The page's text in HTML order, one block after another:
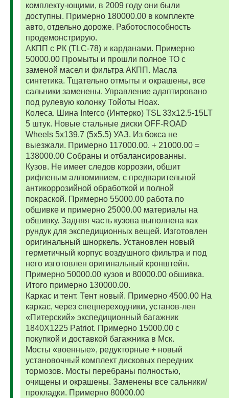
комплекту-ющими, в 2009 году они были
доступны. Примерно 180000.00 в комплекте
авто, отдельно дороже. Работоспособность
продемонстрирую.
АКПП с РК (TLC-78) и карданами. Примерно
50000.00 Промыты и прошли полное ТО с
заменой масел и фильтра АКПП. Масла
синтетика. Тщательно отмыты и окрашены, все
сальники заменены. Управление адаптировано
под рулевую колонку Тойоты Ноах.
Колеса. Шина Interco (Интерко) TSL 33x12.5-15LT
5 штук. Новые стальные диски OFF-ROAD
Wheels 5x139.7 (5x5.5) УАЗ. Из бокса не
выезжали. Примерно 117000.00. + 21000.00 =
138000.00 Собраны и отбалансированны.
Кузов. Не имеет следов коррозии, обшит
рифленым аллюминием, с предварительной
антикоррозийной обработкой и полной
покраской. Примерно 55000.00 работа по
обшивке и примерно 25000.00 материалы на
обшивку. Задняя часть кузова выполнена как
рундук для экспедиционных вещей. Изготовлен
оригинальный шноркель. Установлен новый
герметичный корпус воздушного фильтра и под
него изготовлен оригинальный кронштейн.
Примерно 50000.00 кузов и 80000.00 обшивка.
Итого примерно 130000.00.
Каркас и тент. Тент новый. Примерно 4500.00 На
каркас, через спецпереходники, установ-лен
«Питерский» экспедиционный багажник
1840Х1225 Patriot. Примерно 15000.00 с
покупкой и доставкой багажника в Мск.
Мосты «военные», редукторные + новый
установочный комплект дисковых передних
тормозов. Мосты перебраны полностью,
очищены и окрашены. Заменены все сальники/
прокладки. Примерно 80000.00